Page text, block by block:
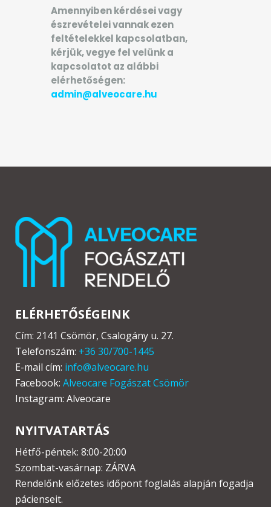
Amennyiben kérdései vagy
észrevételei vannak ezen
feltételekkel kapcsolatban,
kérjük, vegye fel velünk a
kapcsolatot az alábbi
elérhetőségen:
admin@alveocare.hu
ELÉRHETŐSÉGEINK
Cím: 2141 Csömör, Csalogány u. 27.
Telefonszám: +36 30/700-1445
E-mail cím: info@alveocare.hu
Facebook: Alveocare Fogászat Csömör
Instagram: Alveocare
NYITVATARTÁS
Hétfő-péntek: 8:00-20:00
Szombat-vasárnap: ZÁRVA
Rendelőnk előzetes időpont foglalás alapján fogadja
pácienseit.